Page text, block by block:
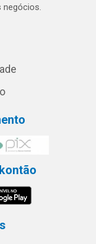
negócios.